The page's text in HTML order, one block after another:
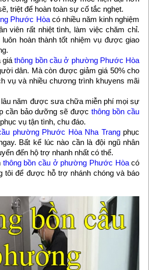
triệt để hoàn toàn sự cố tắc nghẹt.
Phước Hòacó nhiều năm kinh nghiệm
viên rất nhiệt tình, làm việc chăm chỉ.
hoàn thành tốt nhiệm vụ được giao
giáthông bồn cầu ở phường Phước Hòa
dân. Mà còn được giảm giá 50% cho
vụ và nhiều chương trình khuyens mãi
lâu năm được sưa chữa miễn phí mọi sự
cần bảo dưỡng sẽ đượcthông bồn cầu
vụ tận tình, chu đáo.
phường Phước Hòa Nha Trangphục
Bất kể lúc nào cần là đội ngũ nhân
đến hộ trợ nhanh nhất có thể.
thông bồn cầu ở phường Phước Hòacó
tôi để được hỗ trợ nhánh chóng và báo